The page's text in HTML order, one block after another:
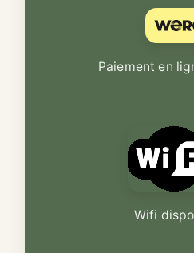
Paiement en
Wifi